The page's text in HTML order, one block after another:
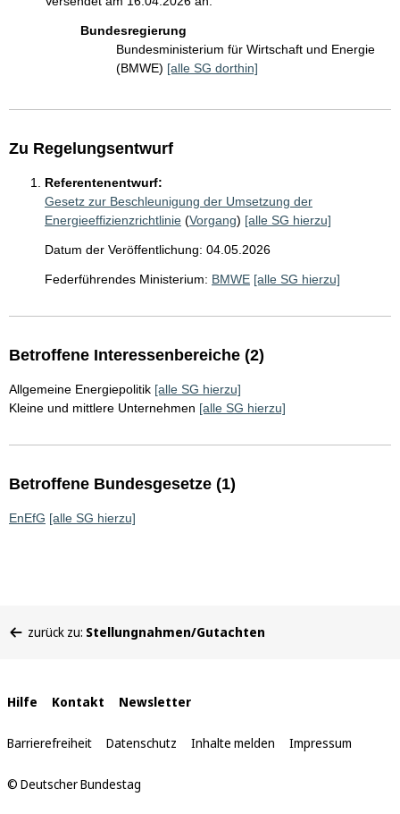
Bundesregierung
Bundesministerium für Wirtschaft und Energie
(BMWE) [alle SG dorthin]
Zu Regelungsentwurf
Referentenentwurf:
Gesetz zur Beschleunigung der Umsetzung der
Energieeffizienzrichtlinie (Vorgang) [alle SG hierzu]
Datum der Veröffentlichung: 04.05.2026
Federführendes Ministerium: BMWE [alle SG hierzu]
Betroffene Interessenbereiche (2)
Allgemeine Energiepolitik [alle SG hierzu]
Kleine und mittlere Unternehmen [alle SG hierzu]
Betroffene Bundesgesetze (1)
EnEfG [alle SG hierzu]
befinden
zurück zu: Stellungnahmen/Gutachten
Interne
Links
Hilfe Kontakt Newsletter
Barrierefreiheit Datenschutz Inhalte melden Impressum
© Deutscher Bundestag